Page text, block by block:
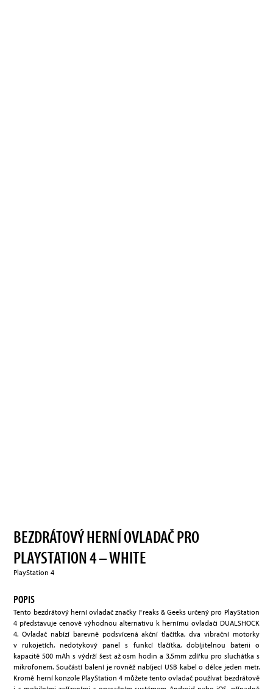
BEZDRÁTOVÝ HERNÍ OVLADAČ PRO
PLAYSTATION 4 – WHITE
PlayStation 4
POPIS
Tento bezdrátový herní ovladač značky Freaks & Geeks určený pro PlayStation
4 představuje cenově výhodnou alternativu k hernímu ovladači DUALSHOCK
4. Ovladač nabízí barevně podsvícená akční tlačítka, dva vibrační motorky
v rukojetích, nedotykový panel s funkcí tlačítka, dobíjitelnou baterii o
kapacitě 500 mAh s výdrží šest až osm hodin a 3,5mm zdířku pro sluchátka s
mikrofonem. Součástí balení je rovněž nabíjecí USB kabel o délce jeden metr.
Kromě herní konzole PlayStation 4 můžete tento ovladač používat bezdrátově